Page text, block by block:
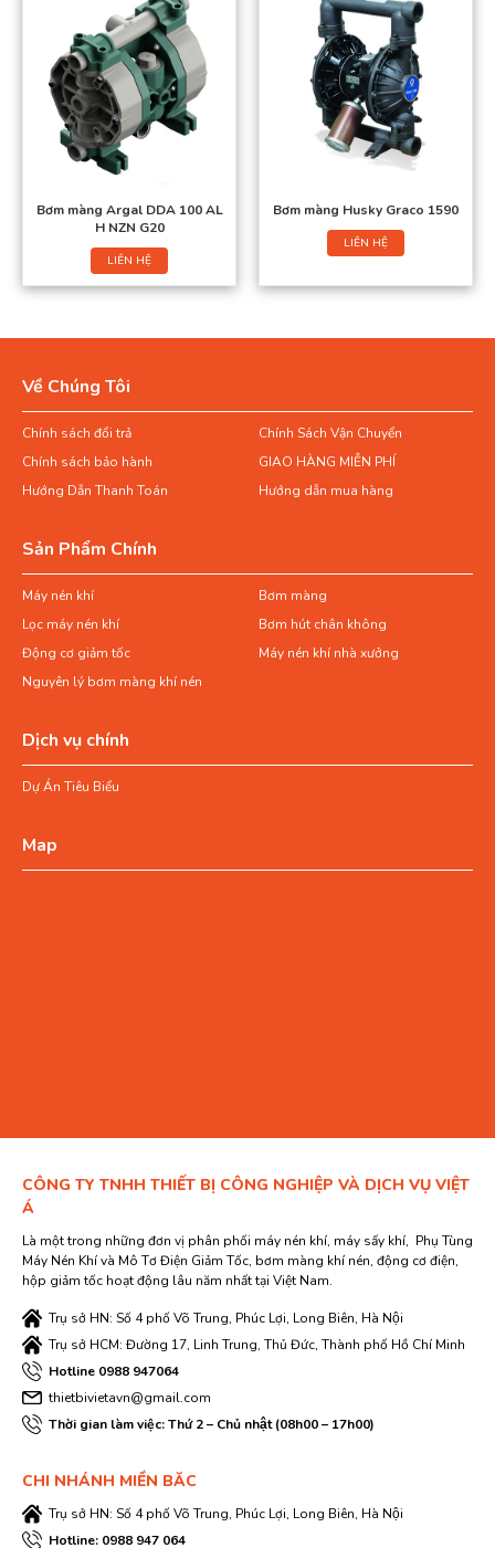
Bơm màng Argal DDA 100 AL
H NZN G20
LIÊN HỆ
Bơm màng Husky Graco 1590
LIÊN HỆ
Về Chúng Tôi
Chính sách đổi trả
Chính Sách Vận Chuyển
Chính sách bảo hành
GIAO HÀNG MIỄN PHÍ
Hướng Dẫn Thanh Toán
Hướng dẫn mua hàng
Sản Phẩm Chính
Máy nén khí
Bơm màng
Lọc máy nén khí
Bơm hút chân không
Động cơ giảm tốc
Máy nén khí nhà xưởng
Nguyên lý bơm màng khí nén
Dịch vụ chính
Dự Án Tiêu Biểu
Map
CÔNG TY TNHH THIẾT BỊ CÔNG NGHIỆP VÀ DỊCH VỤ VIỆT
Á
Là một trong những đơn vị phân phối máy nén khí, máy sấy khí, Phụ Tùng
Máy Nén Khí và Mô Tơ Điện Giảm Tốc, bơm màng khí nén, động cơ điện,
hộp giảm tốc hoạt động lâu năm nhất tại Việt Nam.
Trụ sở HN: Số 4 phố Võ Trung, Phúc Lợi, Long Biên, Hà Nội
Trụ sở HCM: Đường 17, Linh Trung, Thủ Đức, Thành phố Hồ Chí Minh
Hotline 0988 947064
thietbivietavn@gmail.com
Thời gian làm việc: Thứ 2 – Chủ nhật (08h00 – 17h00)
CHI NHÁNH MIỀN BĂC
Trụ sở HN: Số 4 phố Võ Trung, Phúc Lợi, Long Biên, Hà Nội
Hotline: 0988 947 064